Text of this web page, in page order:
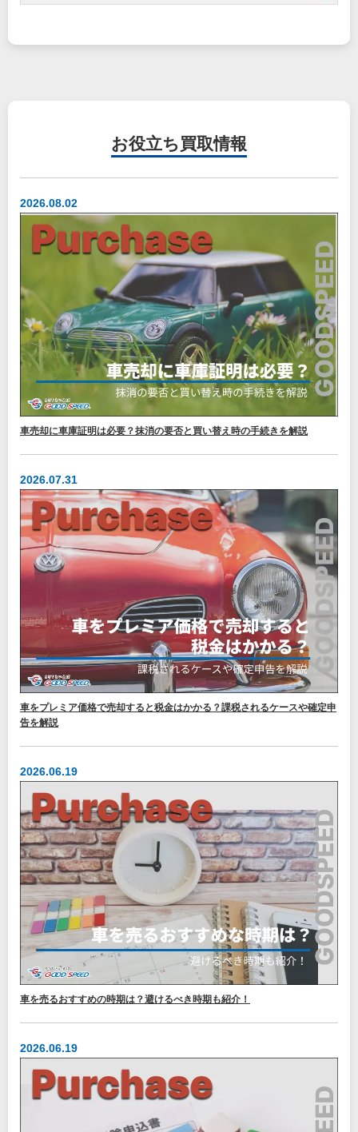
お役立ち 買取情報
2026.08.02
車売却に車庫証明は必要？抹消の要否と買い替え時の手続きを解説
2026.07.31
車をプレミア価格で売却すると税金はかかる？課税されるケースや確定申
告を解説
2026.06.19
車を売るおすすめの時期は？避けるべき時期も紹介！
2026.06.19